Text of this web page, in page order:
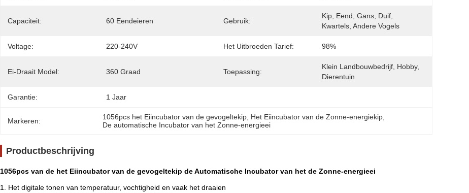
Capaciteit: 60 Eendeieren Gebruik:
Kip, Eend, Gans, Duif,
Kwartels, Andere Vogels
Voltage: 220-240V Het Uitbroeden Tarief: 98%
Ei-Draait Model: 360 Graad Toepassing:
Klein Landbouwbedrijf, Hobby,
Dierentuin
Garantie: 1 Jaar
Markeren: 1056pcs het Eiincubator van de gevogeltekip Het Eiincubator van de Zonne-energiekip
De automatische Incubator van het Zonne-energieei
Productbeschrijving
1056pcs van de het Eiincubator van de gevogeltekip de Automatische Incubator van het de Zonne-energieei
1. Het digitale tonen van temperatuur, vochtigheid en vaak het draaien